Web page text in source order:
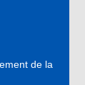
de la